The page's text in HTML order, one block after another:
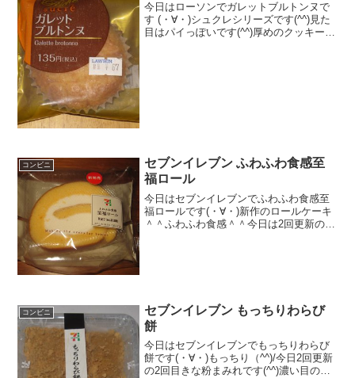
今日はローソンでガレットブルトンヌで
す (・∀・)シュクレシリーズです(^^)見た
目はパイっぽいです(^^)厚めのクッキー(-
コンビニ
セブンイレブン ふわふわ食感至
福ロール
今日はセブンイレブンでふわふわ食感至
福ロールです(・∀・)新作のロールケーキ
＾＾ふわふわ食感＾＾今日は2回更新の2
コンビニ
セブンイレブン もっちりわらび
餅
今日はセブンイレブンでもっちりわらび
餅です(・∀・)もっちり（^^)/今日2回更新
の2回目きな粉まみれです(^^)濃い目の色